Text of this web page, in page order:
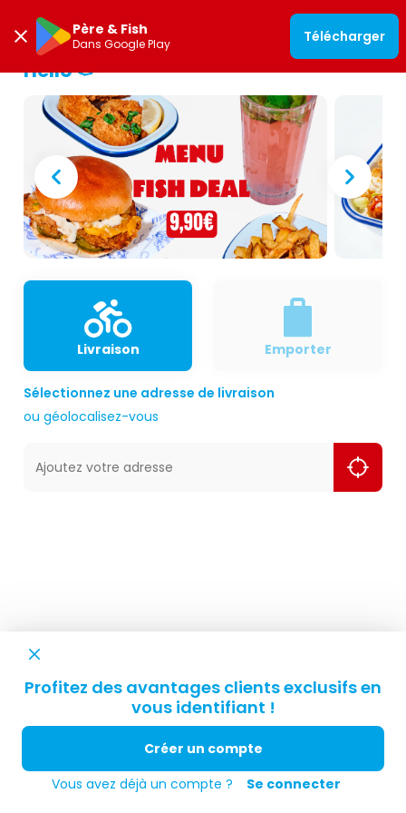
Père & Fish
Dans Google Play Télécharger
Hello 🐟
Livraison Emporter
Sélectionnez une adresse de livraison
ou géolocalisez-vous
Ajoutez votre adresse
Profitez des avantages clients exclusifs en
vous identifiant !
Créer un compte
Vous avez déjà un compte ?
Se connecter